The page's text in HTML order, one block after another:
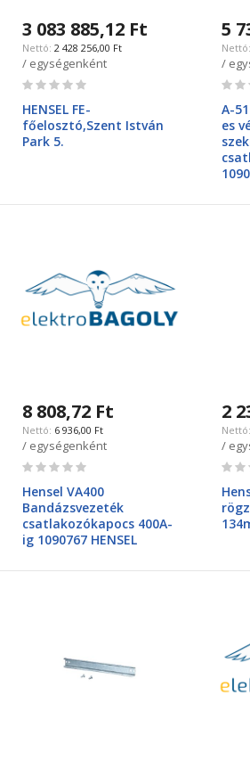
3 083 885,12 Ft
2 428 256,00 Ft
/ egységenként
Rating:
HENSEL FE-
főelosztó,Szent István
Park 5.
5
/
A-
es
8 808,72 Ft
6 936,00 Ft
/ egységenként
Rating:
Hensel VA400
Bandázsvezeték
csatlakozókapocs 400A-
ig 1090767 HENSEL
2
/